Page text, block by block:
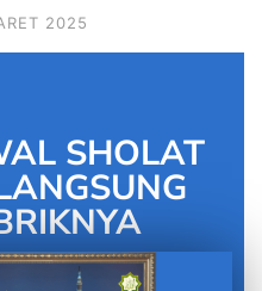
2025
SHOLAT